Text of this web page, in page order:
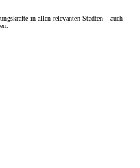
in allen relevanten Städten – auch